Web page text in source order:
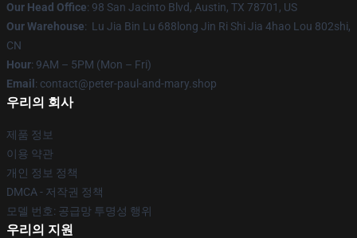
Our Head Office: 98 San Jacinto Blvd, Austin, TX 78701, US
Our Warehouse: Lu Jia Bin Lu 688long Jin Ri Shi Jia 4hao Lou 802shi,
CN
Hour: 9AM – 5PM (Mon – Fri)
Email : contact@peter-paul-and-mary.shop
우리의 회사
제품 정보
이용 약관
개인 정보 정책
DMCA - 저작권 정책
모델 번호: 공급망 투명성 행위
우리의 지원